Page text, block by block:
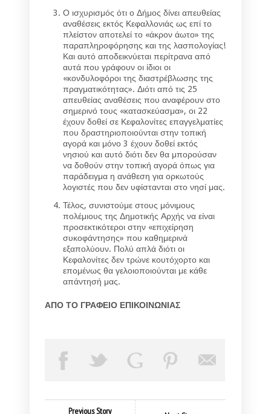
Ο ισχυρισμός ότι ο Δήμος δίνει απευθείας
αναθέσεις εκτός Κεφαλλονιάς ως επί το
πλείστον αποτελεί το «άκρον άωτο» της
παραπληροφόρησης και της λασπολογίας!
Και αυτό αποδεικνύεται περίτρανα από
αυτά που γράφουν οι ίδιοι οι
«κονδυλοφόροι της διαστρέβλωσης της
πραγματικότητας». Διότι από τις 25
απευθείας αναθέσεις που αναφέρουν στο
σημερινό τους «κατασκεύασμα», οι 22
έχουν δοθεί σε Κεφαλονίτες επαγγελματίες
που δραστηριοποιούνται στην τοπική
αγορά και μόνο 3 έχουν δοθεί εκτός
νησιού και αυτό διότι δεν θα μπορούσαν
να δοθούν στην τοπική αγορά όπως για
παράδειγμα η ανάθεση για ορκωτούς
λογιστές που δεν υφίστανται στο νησί μας.
Τέλος, συνιστούμε στους μόνιμους
πολέμιους της Δημοτικής Αρχής να είναι
προσεκτικότεροι στην «επιχείρηση
συκοφάντησης» που καθημερινά
εξαπολύουν. Πολύ απλά διότι οι
Κεφαλονίτες δεν τρώνε κουτόχορτο και
επομένως θα γελοιοποιούνται με κάθε
απάντησή μας.
ΑΠΟ ΤΟ ΓΡΑΦΕΙΟ ΕΠΙΚΟΙΝΩΝΙΑΣ
Previous Story